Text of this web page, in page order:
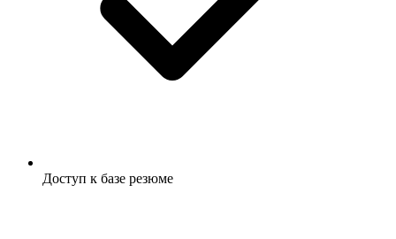
Доступ к базе резюме